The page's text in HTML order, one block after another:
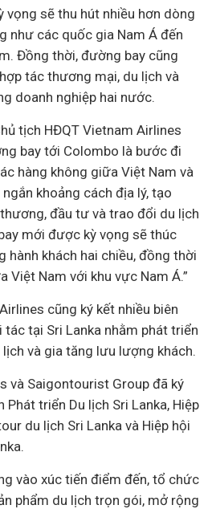
vọng sẽ thu hút nhiều hơn dòng
như các quốc gia Nam Á đến
Đồng thời, đường bay cũng
tác thương mại, du lịch và
doanh nghiệp hai nước.
tịch HĐQT Vietnam Airlines
bay tới Colombo là bước đi
hàng không giữa Việt Nam và
khoảng cách địa lý, tạo
đầu tư và trao đổi du lịch
mới được kỳ vọng sẽ thúc
hành khách hai chiều, đồng thời
Việt Nam với khu vực Nam Á.”
cũng ký kết nhiều biên
tại Sri Lanka nhằm phát triển
và gia tăng lưu lượng khách.
và Saigontourist Group đã ký
Phát triển Du lịch Sri Lanka, Hiệp
du lịch Sri Lanka và Hiệp hội
vào xúc tiến điểm đến, tổ chức
phẩm du lịch trọn gói, mở rộng